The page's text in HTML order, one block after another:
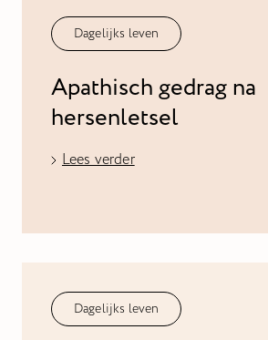
Dagelijks leven
Apathisch gedrag na
hersenletsel
Lees verder
Dagelijks leven